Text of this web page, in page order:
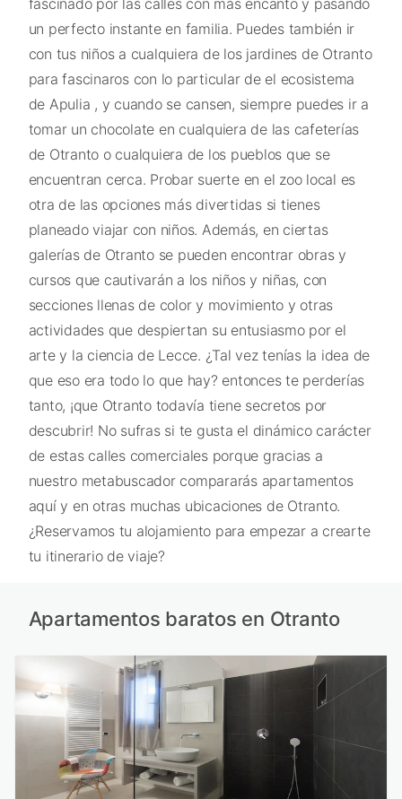
fascinado por las calles con más encanto y pasando
un perfecto instante en familia. Puedes también ir
con tus niños a cualquiera de los jardines de Otranto
para fascinaros con lo particular de el ecosistema
de Apulia , y cuando se cansen, siempre puedes ir a
tomar un chocolate en cualquiera de las cafeterías
de Otranto o cualquiera de los pueblos que se
encuentran cerca. Probar suerte en el zoo local es
otra de las opciones más divertidas si tienes
planeado viajar con niños. Además, en ciertas
galerías de Otranto se pueden encontrar obras y
cursos que cautivarán a los niños y niñas, con
secciones llenas de color y movimiento y otras
actividades que despiertan su entusiasmo por el
arte y la ciencia de Lecce. ¿Tal vez tenías la idea de
que eso era todo lo que hay? entonces te perderías
tanto, ¡que Otranto todavía tiene secretos por
descubrir! No sufras si te gusta el dinámico carácter
de estas calles comerciales porque gracias a
nuestro metabuscador compararás apartamentos
aquí y en otras muchas ubicaciones de Otranto.
¿Reservamos tu alojamiento para empezar a crearte
tu itinerario de viaje?
Apartamentos baratos en Otranto